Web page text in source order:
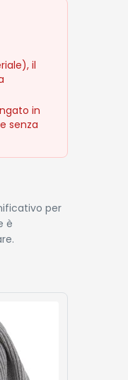
il
in
senza
per
è